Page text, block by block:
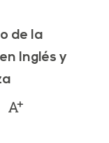
de la
Inglés y
Disminuir